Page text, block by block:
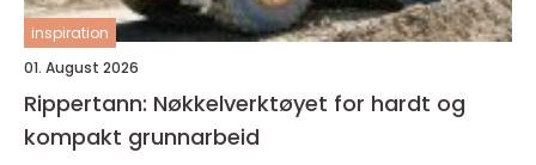
inspiration
01. August 2026
Rippertann: Nøkkelverktøyet for hardt og
kompakt grunnarbeid